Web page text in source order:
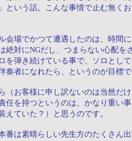
いう話。こんな事情で止む無く
場でかつて遭遇したのは、時間
対にNGだし、つまらない心配
弾き続けている事で、ソロとし
者になれたら、というのが目標
お客様に申し訳ないのは当然だ
を持つというのは、かなり重い
ていた？）と思うのです。
は素晴らしい先生方のたくさん